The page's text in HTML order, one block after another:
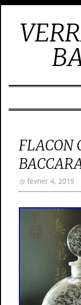
FLACON
février 4, 2019